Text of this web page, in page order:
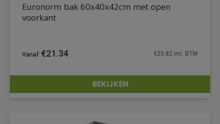
DETAILS
Euronorm bak 60x40x42cm met open
voorkant
€21.34 €25.82 inc. BTW
BEKIJKEN